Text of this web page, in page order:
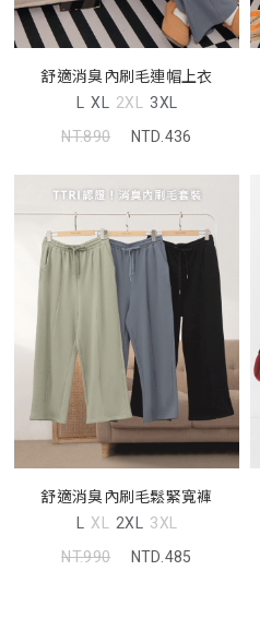
舒適消臭內刷毛連帽上衣
L XL 2XL 3XL
NT.890
NTD.436
舒適消臭內刷毛鬆緊寬褲
L XL 2XL 3XL
NT.990
NTD.485